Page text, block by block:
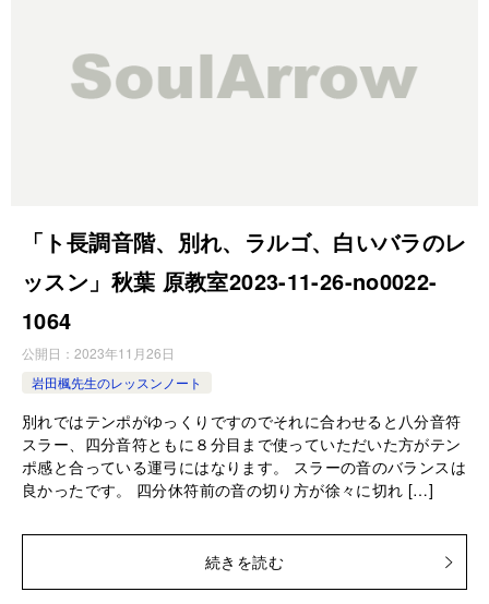
「ト長調音階、別れ、ラルゴ、白いバラのレ
ッスン」秋葉 原教室2023-11-26-no0022-
1064
公開日： 2023年11月26日
岩田楓先生のレッスンノート
別れではテンポがゆっくりですのでそれに合わせると八分音符
スラー、四分音符ともに８分目まで使っていただいた方がテン
ポ感と合っている運弓にはなります。 スラーの音のバランスは
良かったです。 四分休符前の音の切り方が徐々に切れ […]
続きを読む